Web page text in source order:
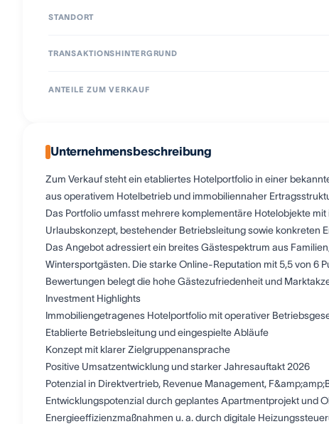
STANDORT
TRANSAKTIONSHINTERGRUND
ANTEILE ZUM VERKAUF
Unternehmensbeschreibung
Zum Verkauf steht ein etabliertes Hotelportfolio in einer
aus operativem Hotelbetrieb und immobiliennaher
Das Portfolio umfasst mehrere komplementäre Hotelobjekte
Urlaubskonzept, bestehender Betriebsleitung sowie konkreten
Das Angebot adressiert ein breites Gästespektrum aus
Wintersportgästen. Die starke Online-Reputation mit 5,5 von 6
Bewertungen belegt die hohe Gästezufriedenheit und
Investment Highlights
Immobiliengetragenes Hotelportfolio mit operativer
Etablierte Betriebsleitung und eingespielte Abläufe
Konzept mit klarer Zielgruppenansprache
Positive Umsatzentwicklung und starker Jahresauftakt 2026
Potenzial in Direktvertrieb, Revenue Management,
Entwicklungspotenzial durch geplantes Apartmentprojekt und
Energieeffizienzmaßnahmen u. a. durch digitale